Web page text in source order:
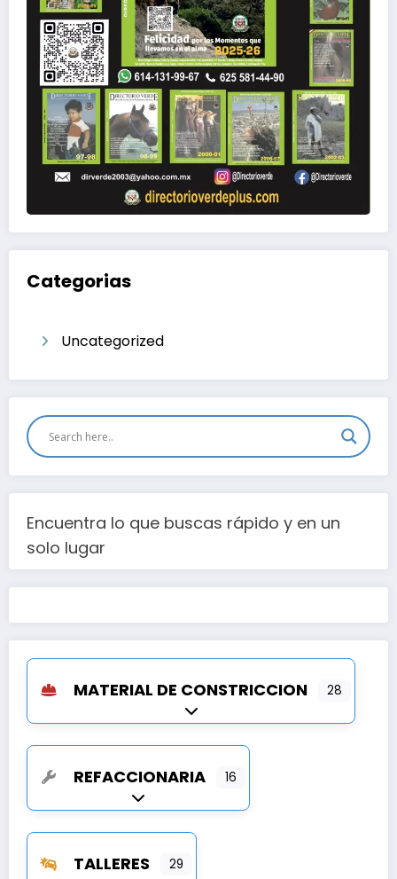
Categorias
Uncategorized
Encuentra lo que buscas rápido y en un
solo lugar
MATERIAL DE CONSTRICCION 28
Expandir sub-categorías
REFACCIONARIA 16
Expandir sub-categorías
TALLERES 29